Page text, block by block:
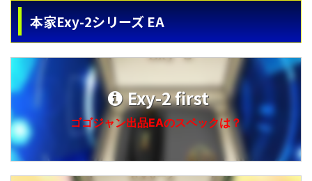
本家Exy-2シリーズ EA
Exy-2 first
ゴゴジャン出品EAのスペックは？